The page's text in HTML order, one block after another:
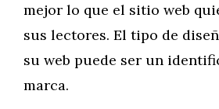
mejor lo que el sitio web
sus lectores. El tipo de
su web puede ser un
marca.